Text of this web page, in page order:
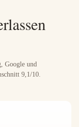
Google und
9,1/10.